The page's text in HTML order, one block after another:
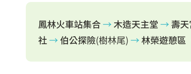
鳳林火車站集合→木造天主堂→壽天
社→伯公探險(樹林尾)→林榮遊憩區